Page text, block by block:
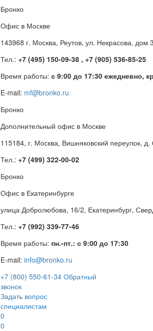
Бронко
Офис в Москве
143968 г. Москва, Реутов, ул. Некрасова, дом
Тел.: +7 (495) 150-09-38 , +7 (905) 536-85-25
Время работы: с 9:00 до 17:30 ежедневно,
E-mail: mf@bronko.ru
Бронко
Дополнительный офис в Москве
115184, г. Москва, Вишняковский переулок, д.
Тел.: +7 (499) 322-00-02
Бронко
Офис в Екатеринбурге
улица Добролюбова, 16/2, Екатеринбург,
Тел.: +7 (992) 339-77-46
Время работы: пн.-пт.: с 9:00 до 17:30
E-mail: info@bronko.ru
+7 (800) 550-61-34 Обратный
звонок
Задать вопрос
специалистам
0
0